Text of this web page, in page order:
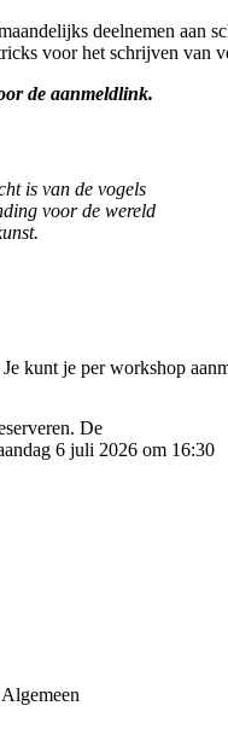
deelnemen aan
voor het schrijven van
de aanmeldlink.
is van de vogels
voor de wereld
kunt je per workshop
De
6 juli 2026 om 16:30
Algemeen